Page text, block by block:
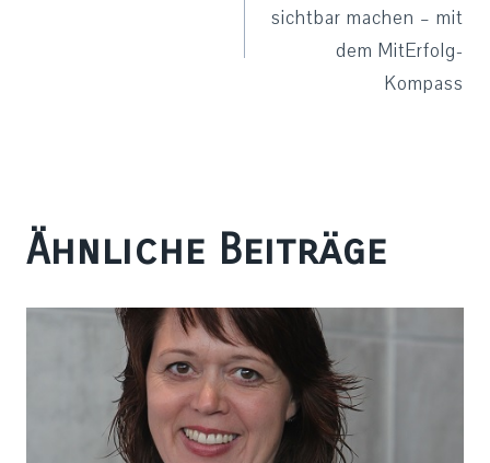
sichtbar machen – mit
dem MitErfolg-
Kompass
Ähnliche Beiträge